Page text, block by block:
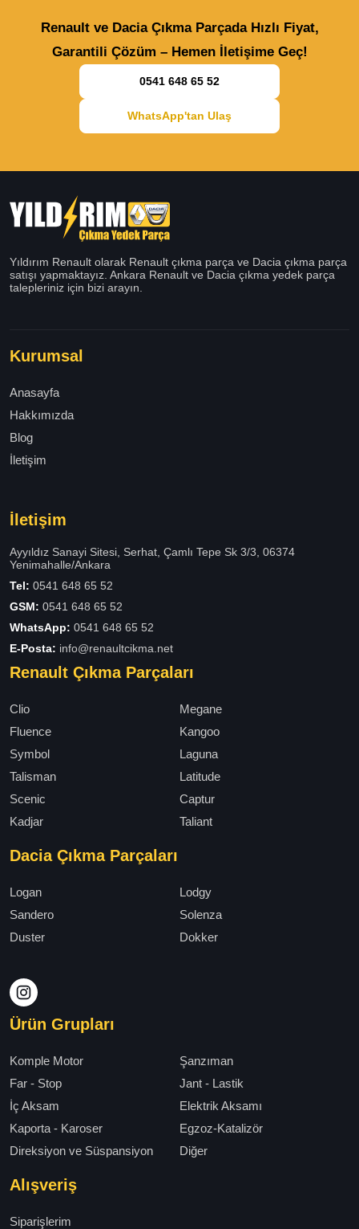
Renault ve Dacia Çıkma Parçada Hızlı Fiyat,
Garantili Çözüm – Hemen İletişime Geç!
0541 648 65 52
WhatsApp'tan Ulaş
Yıldırım Renault olarak Renault çıkma parça ve Dacia çıkma parça
satışı yapmaktayız. Ankara Renault ve Dacia çıkma yedek parça
talepleriniz için bizi arayın.
Kurumsal
Anasayfa
Hakkımızda
Blog
İletişim
İletişim
Ayyıldız Sanayi Sitesi, Serhat, Çamlı Tepe Sk 3/3, 06374
Yenimahalle/Ankara
Tel: 0541 648 65 52
GSM: 0541 648 65 52
WhatsApp: 0541 648 65 52
E-Posta: info@renaultcikma.net
Renault Çıkma Parçaları
Clio
Megane
Fluence
Kangoo
Symbol
Laguna
Talisman
Latitude
Scenic
Captur
Kadjar
Taliant
Dacia Çıkma Parçaları
Logan
Lodgy
Sandero
Solenza
Duster
Dokker
Ürün Grupları
Komple Motor
Şanzıman
Far - Stop
Jant - Lastik
İç Aksam
Elektrik Aksamı
Kaporta - Karoser
Egzoz-Katalizör
Direksiyon ve Süspansiyon
Diğer
Alışveriş
Siparişlerim